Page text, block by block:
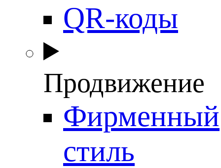
QR-коды
Продвижение
Фирменный
стиль